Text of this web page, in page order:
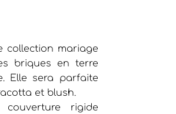
collection mariage
briques en terre
Elle sera parfaite
et blush.
rigide